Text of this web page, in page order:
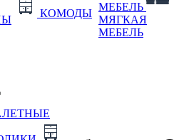
КОМОДЫ
МЕБЕЛЬ
МЯГКАЯ
МЕБЕЛЬ